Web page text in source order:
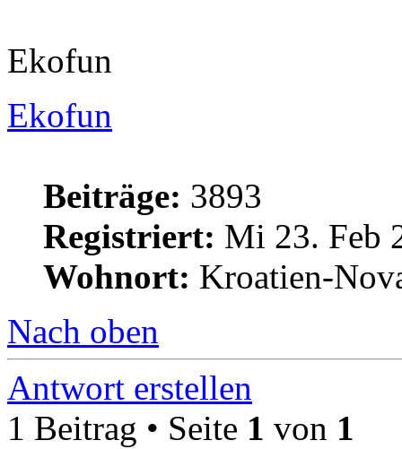
Ekofun
Ekofun
Beiträge: 3893
Registriert: Mi 23. Feb
Wohnort: Kroatien-
Nach oben
Antwort erstellen
1 Beitrag • Seite 1 von 1